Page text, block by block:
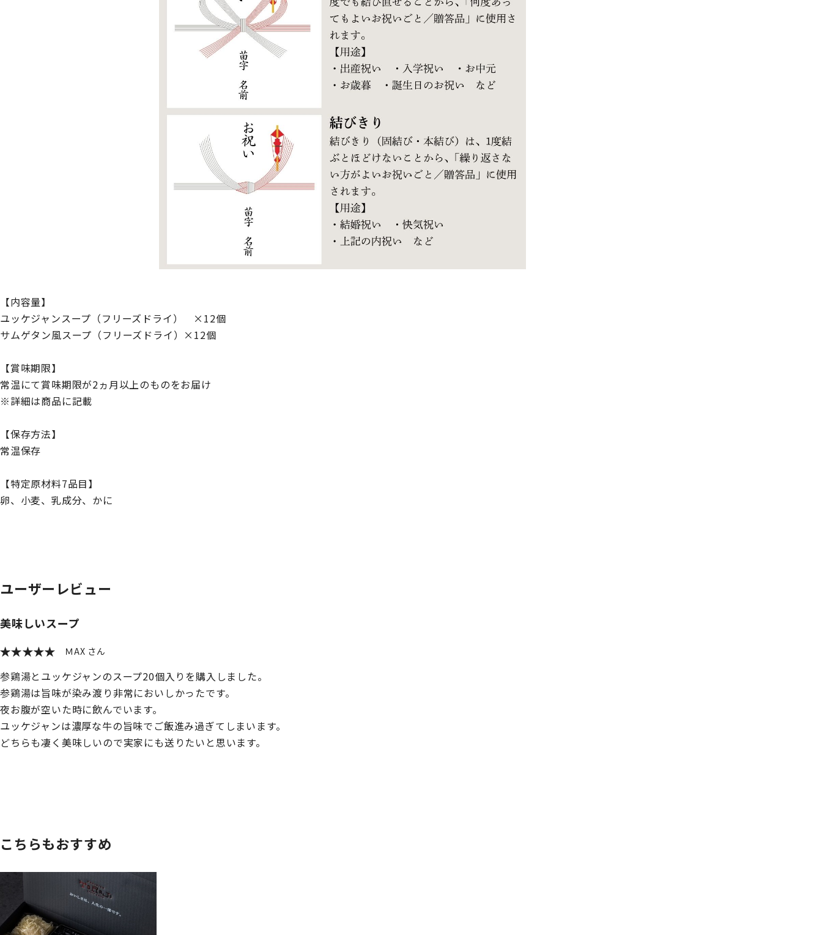
【内容量】
ユッケジャンスープ（フリーズドライ） ×12個
サムゲタン風スープ（フリーズドライ）×12個
【賞味期限】
常温にて賞味期限が2ヵ月以上のものをお届け
※詳細は商品に記載
【保存方法】
常温保存
【特定原材料7品目】
卵、小麦、乳成分、かに
ユーザーレビュー
美味しいスープ
ＭAX
参鶏湯とユッケジャンのスープ20個入りを購入しました。
参鶏湯は旨味が染み渡り非常においしかったです。
夜お腹が空いた時に飲んでいます。
ユッケジャンは濃厚な牛の旨味でご飯進み過ぎてしまいます。
どちらも凄く美味しいので実家にも送りたいと思います。
こちらもおすすめ